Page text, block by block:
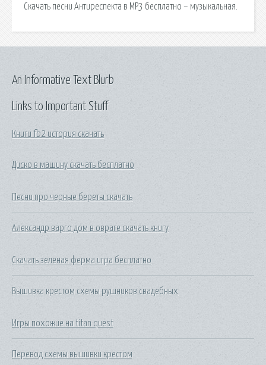
Скачать песни Антиреспекта в MP3 бесплатно – музыкальная.
Links to Important Stuff
Книги fb2 история скачать
Диско в машину скачать бесплатно
Песни про черные береты скачать
Александр варго дом в овраге скачать книгу
Скачать зеленая ферма игра бесплатно
Вышивка крестом схемы рушников свадебных
Игры похожие на titan quest
Перевод схемы вышивки крестом
An Informative Text Blurb